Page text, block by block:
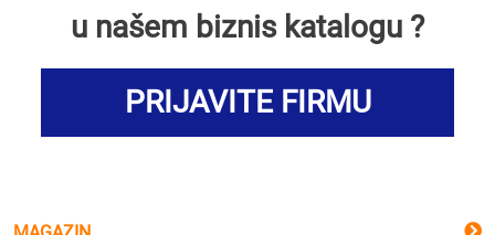
u našem biznis katalogu ?
PRIJAVITE FIRMU